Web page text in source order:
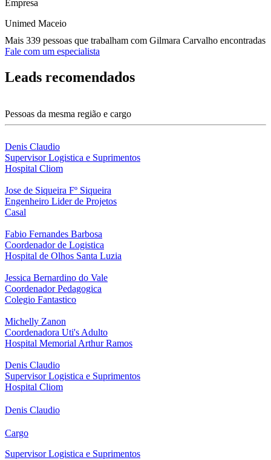
Empresa
Unimed Maceio
Mais 339 pessoas que trabalham com Gilmara Carvalho encontradas
Fale com um especialista
Leads recomendados
Pessoas da mesma região e cargo
Denis Claudio
Supervisor Logistica e Suprimentos
Hospital Cliom
Jose de Siqueira Fº Siqueira
Engenheiro Lider de Projetos
Casal
Fabio Fernandes Barbosa
Coordenador de Logistica
Hospital de Olhos Santa Luzia
Jessica Bernardino do Vale
Coordenador Pedagogica
Colegio Fantastico
Michelly Zanon
Coordenadora Uti's Adulto
Hospital Memorial Arthur Ramos
Denis Claudio
Supervisor Logistica e Suprimentos
Hospital Cliom
Denis Claudio
Cargo
Supervisor Logistica e Suprimentos